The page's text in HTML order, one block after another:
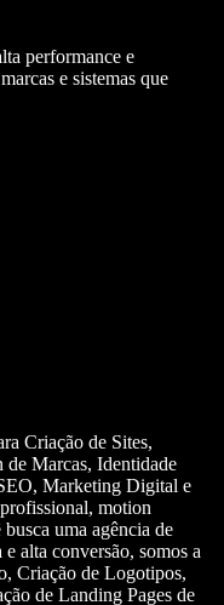
performance e
e sistemas que
Criação de Sites,
Marcas, Identidade
Marketing Digital e
motion
uma agência de
alta conversão, somos a
Criação de Logotipos,
de Landing Pages de